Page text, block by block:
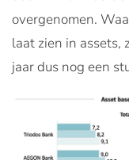
overgenomen.
laat zien in
jaar dus nog een